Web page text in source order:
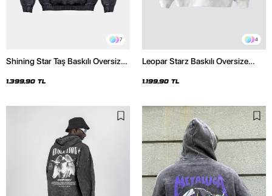
7
Shining Star Taş Baskılı Oversize
Hoodie
1.399,90 TL
4
Leopar Starz Baskılı Oversize
1.199,90 TL